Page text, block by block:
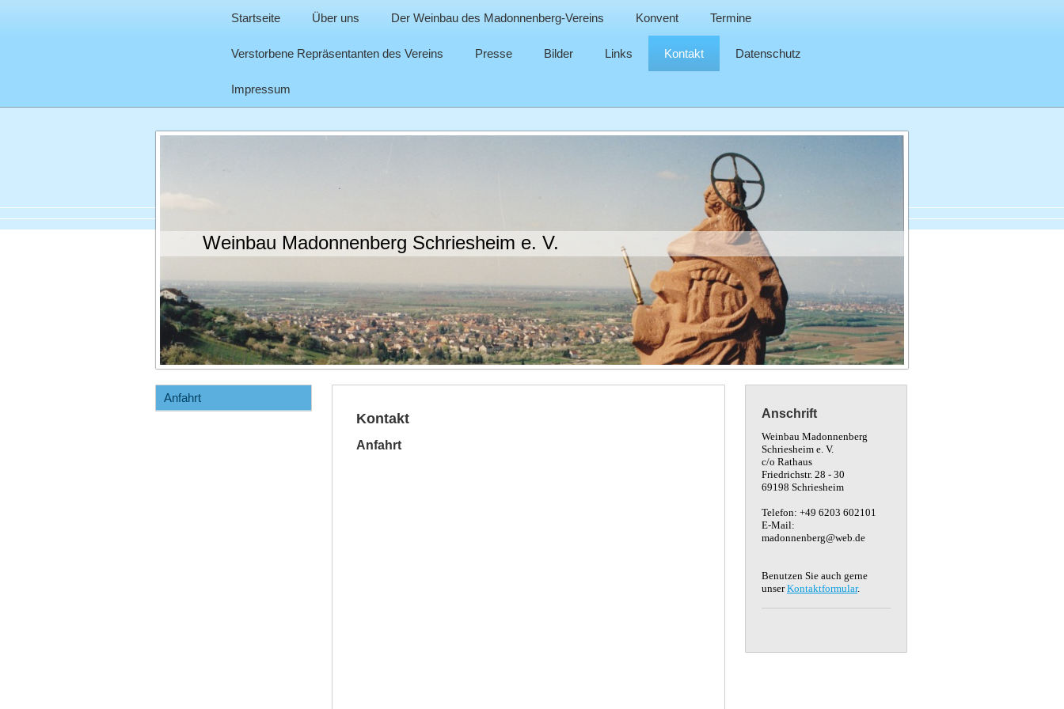
Startseite Über uns Der Weinbau des Madonnenberg-Vereins Konvent Termine
Verstorbene Repräsentanten des Vereins Presse Bilder Links Kontakt Datenschutz
Impressum
Weinbau Madonnenberg Schriesheim e. V.
Anfahrt
Kontakt
Anfahrt
Anschrift
Weinbau Madonnenberg
Schriesheim e. V.
c/o Rathaus
Friedrichstr. 28 - 30
69198 Schriesheim
Telefon: +49 6203 602101
E-Mail:
madonnenberg@web.de
Benutzen Sie auch gerne
unserKontaktformular.